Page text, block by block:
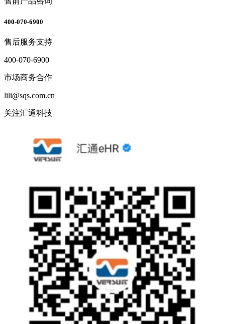
400-070-6900
售后服务支持
400-070-6900
市场商务合作
lili@sqs.com.cn
关注汇通科技